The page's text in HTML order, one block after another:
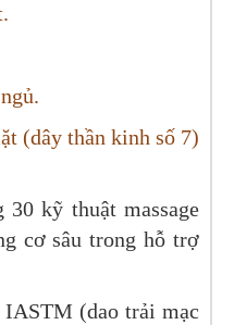
(dây thần kinh số 7)
30 kỹ thuật massage
cơ sâu trong hỗ trợ
IASTM (dao trải mạc